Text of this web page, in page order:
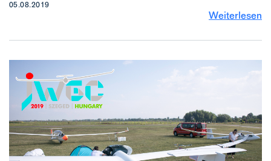
05.08.2019
Weiterlesen